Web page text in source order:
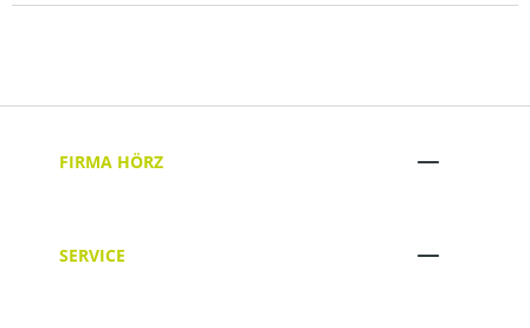
FIRMA HÖRZ
SERVICE